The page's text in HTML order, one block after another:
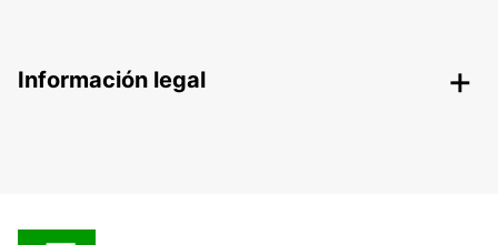
Información legal